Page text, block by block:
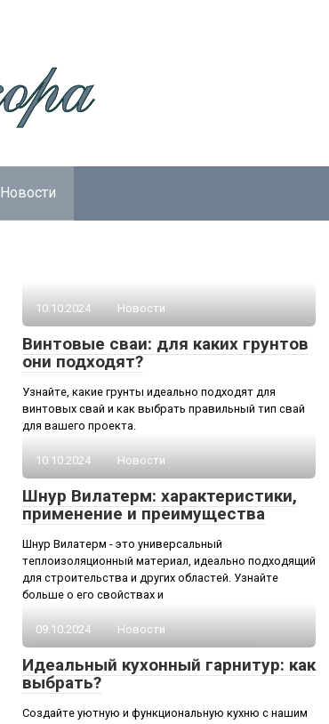
Новости
10.10.2024 Новости
Винтовые сваи: для каких грунтов
они подходят?
Узнайте, какие грунты идеально подходят для
винтовых свай и как выбрать правильный тип свай
для вашего проекта.
10.10.2024 Новости
Шнур Вилатерм: характеристики,
применение и преимущества
Шнур Вилатерм - это универсальный
теплоизоляционный материал, идеально подходящий
для строительства и других областей. Узнайте
больше о его свойствах и
09.10.2024 Новости
Идеальный кухонный гарнитур: как
выбрать?
Создайте уютную и функциональную кухню с нашим